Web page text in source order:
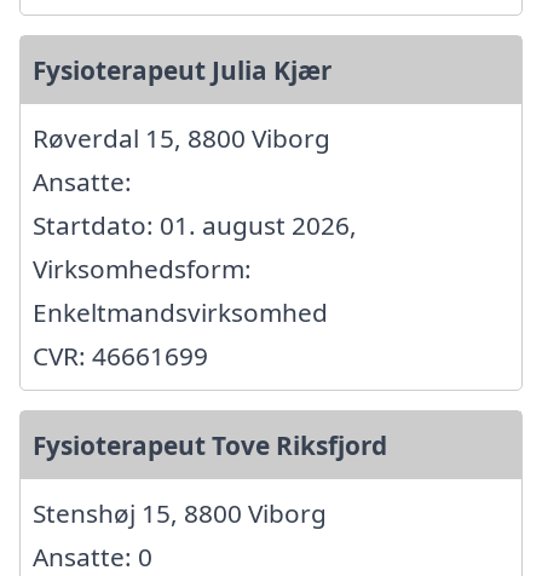
Fysioterapeut Julia Kjær
Røverdal 15, 8800 Viborg
Ansatte:
Startdato: 01. august 2026,
Virksomhedsform:
Enkeltmandsvirksomhed
CVR: 46661699
Fysioterapeut Tove Riksfjord
Stenshøj 15, 8800 Viborg
Ansatte: 0